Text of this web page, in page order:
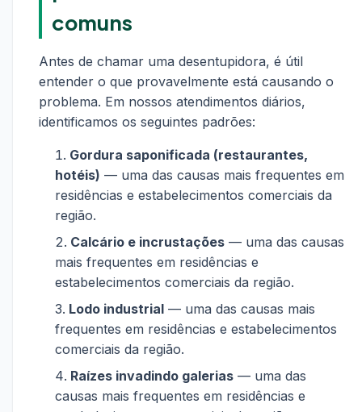
comuns
Antes de chamar uma desentupidora, é útil
entender o que provavelmente está causando o
problema. Em nossos atendimentos diários,
identificamos os seguintes padrões:
Gordura saponificada (restaurantes,
hotéis) — uma das causas mais frequentes em
residências e estabelecimentos comerciais da
região.
Calcário e incrustações — uma das causas
mais frequentes em residências e
estabelecimentos comerciais da região.
Lodo industrial — uma das causas mais
frequentes em residências e estabelecimentos
comerciais da região.
Raízes invadindo galerias — uma das
causas mais frequentes em residências e